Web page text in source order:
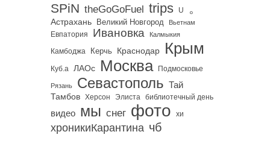
SPiN theGoGoFuel trips U 。
Астрахань Великий Новгород Вьетнам
Евпатория Ивановка Калмыкия
Камбоджа Керчь Краснодар Крым
Куб.а ЛАОс Москва Подмосковье
Рязань Севастополь Тай
Тамбов Херсон Элиста библиотечный день
видео мы снег фото хи
хроникиКарантина чб